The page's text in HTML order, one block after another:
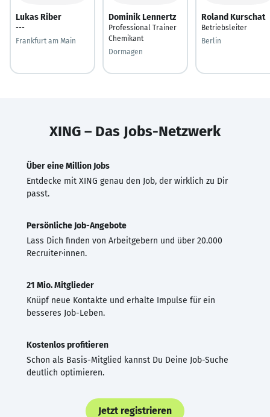
Lukas Riber
---
Frankfurt am Main
Dominik Lennertz
Professional Trainer
Chemikant
Dormagen
Roland Kurschat
Betriebsleiter
Berlin
XING – Das Jobs-Netzwerk
Über eine Million Jobs
Entdecke mit XING genau den Job, der wirklich zu Dir
passt.
Persönliche Job-Angebote
Lass Dich finden von Arbeitgebern und über 20.000
Recruiter·innen.
21 Mio. Mitglieder
Knüpf neue Kontakte und erhalte Impulse für ein
besseres Job-Leben.
Kostenlos profitieren
Schon als Basis-Mitglied kannst Du Deine Job-Suche
deutlich optimieren.
Jetzt registrieren